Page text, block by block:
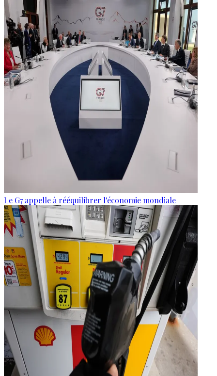
Le G7 appelle à rééquilibrer l'économie mondiale